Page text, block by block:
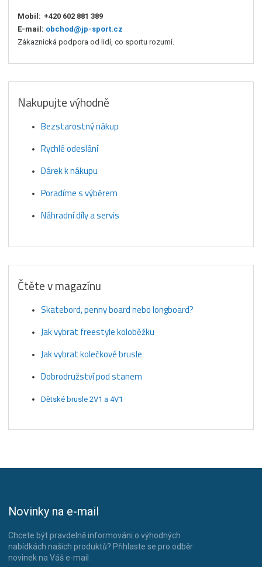
Mobil: +420 602 881 389
E-mail: obchod@jp-sport.cz
Zákaznická podpora od lidí, co sportu rozumí.
Nakupujte výhodně
Bezstarostný nákup
Rychlé odeslání
Dárek k nákupu
Poradíme s výběrem
Náhradní díly a servis
Čtěte v magazínu
Skatebord, penny board nebo longboard?
Jak vybrat freestyle koloběžku
Jak vybrat kolečkové brusle
Dobrodružství pod stanem
Dětské brusle 2V1 a 4V1
Novinky na e-mail
Chcete být pravdelně informováni o výhodných
nabídkách našich produktů? Přihlaste se pro odběr
novinek na Váš e-mail